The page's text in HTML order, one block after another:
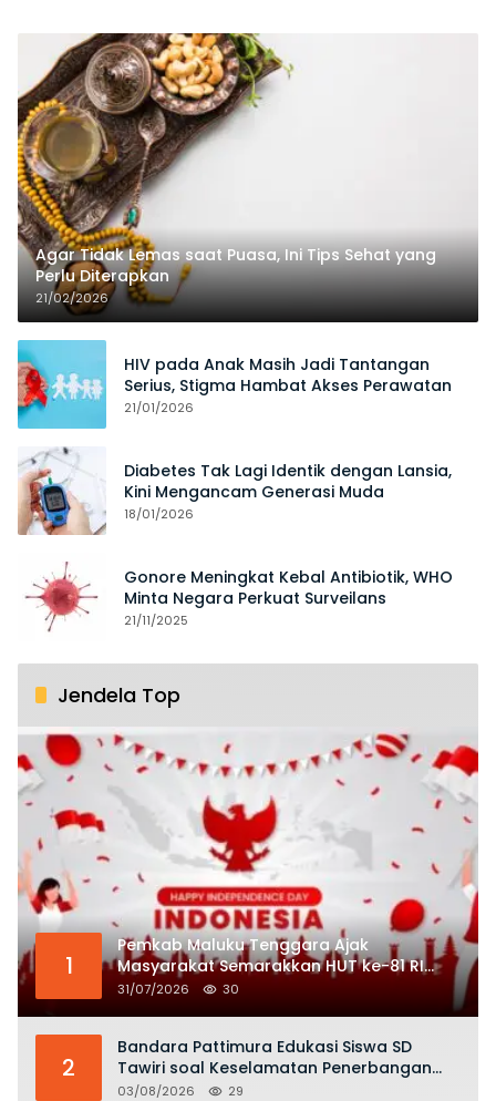
Agar Tidak Lemas saat Puasa, Ini Tips Sehat yang
Perlu Diterapkan
21/02/2026
HIV pada Anak Masih Jadi Tantangan
Serius, Stigma Hambat Akses Perawatan
21/01/2026
Diabetes Tak Lagi Identik dengan Lansia,
Kini Mengancam Generasi Muda
18/01/2026
Gonore Meningkat Kebal Antibiotik, WHO
Minta Negara Perkuat Surveilans
21/11/2025
Jendela Top
1
Pemkab Maluku Tenggara Ajak
Masyarakat Semarakkan HUT ke-81 RI
dengan Semangat Nasionalisme
31/07/2026 30
2
Bandara Pattimura Edukasi Siswa SD
Tawiri soal Keselamatan Penerbangan
dan Bahaya Bermain Layang-layang di
03/08/2026 29